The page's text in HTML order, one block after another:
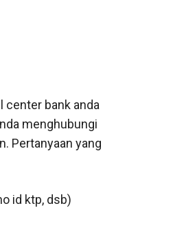
center bank anda
menghubungi
Pertanyaan yang
id ktp, dsb)